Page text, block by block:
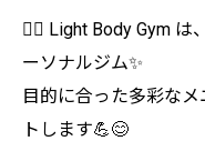
🏋️‍♀️ Light Body Gym は
ーソナルジム✨
目的に合った多彩な
トします💪😊